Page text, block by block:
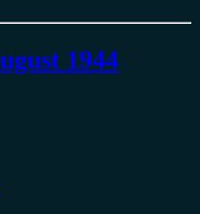
1944